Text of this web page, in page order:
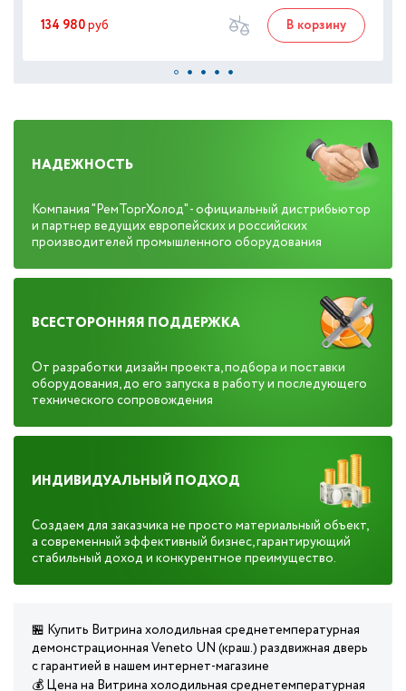
134 980руб В корзину
НАДЕЖНОСТЬ
Компания "РемТоргХолод" - официальный дистрибьютор
и партнер ведущих европейских и российских
производителей промышленного оборудования
ВСЕСТОРОННЯЯ ПОДДЕРЖКА
От разработки дизайн проекта, подбора и поставки
оборудования, до его запуска в работу и последующего
технического сопровождения
ИНДИВИДУАЛЬНЫЙ ПОДХОД
Создаем для заказчика не просто материальный объект,
а современный эффективный бизнес, гарантирующий
стабильный доход и конкурентное преимущество.
🏪 Купить Витрина холодильная среднетемпературная
демонстрационная Veneto UN (краш.) раздвижная дверь
с гарантией в нашем интернет-магазине
💰 Цена на Витрина холодильная среднетемпературная